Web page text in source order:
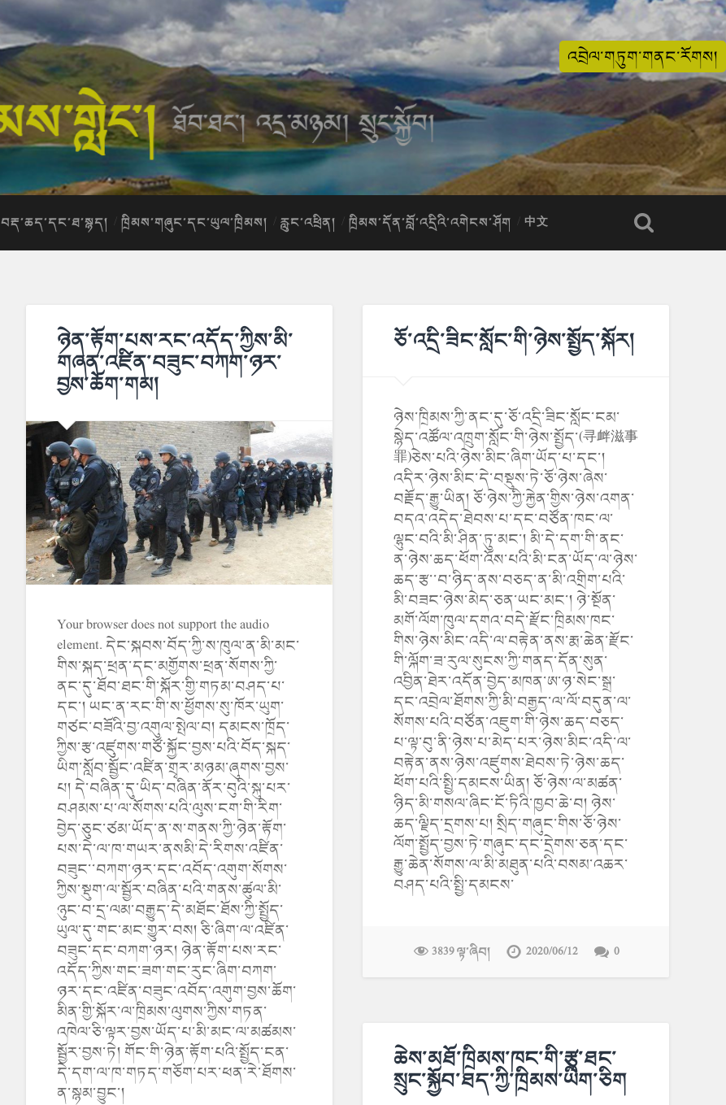
འབྲེལ་གཏུག་གནང་རོགས།
བརྡ་ཆད་དང་ཐ་སྙད། ཁྲིམས་གཞུང་དང་ཡུལ་ཁྲིམས། རླུང་འཕྲིན། ཁྲིམས་དོན་བློ་འདྲིའི་འགེངས་ཤོག 中文
ཉེན་རྟོག་པས་རང་འདོད་ཀྱིས་མི་
གཞན་འཛིན་བཟུང་བཀག་ཉར་
བྱས་ཆོག་གམ།
Your browser does not support the audio
element. དེང་སྐབས་བོད་ཀྱི་ས་ཁུལ་ན་མི་མང་
གིས་སྐད་ཕྲན་དང་མགྱོགས་ཕྲན་སོགས་ཀྱི་
ནང་དུ་ཐོབ་ཐང་གི་སྐོར་གྱི་གཏམ་བཤད་པ་
དང་། ཡང་ན་རང་གི་ས་ཕྱོགས་སུ་ཁོར་ཡུག་
གཙང་བཟོའི་བྱ་འགུལ་སྤེལ་བ། དམངས་ཁྲོད་
ཀྱིས་རྩ་འཛུགས་གཙོ་སྐྱོང་བྱས་པའི་བོད་སྐད་
ཡིག་སློབ་སྦྱོང་འཛིན་གྲྭར་མཉམ་ཞུགས་བྱས་
པ། དེ་བཞིན་དུ་ཡིད་བཞིན་ནོར་བུའི་སྐུ་པར་
བཤམས་པ་ལ་སོགས་པའི་ལུས་ངག་གི་རིག་
བྱེད་ཅུང་ཙམ་ཡོད་ན་ས་གནས་ཀྱི་ཉེན་རྟོག་
པས་དེ་ལ་ཁ་གཡར་ནསམི་དེ་རིགས་འཛིན་
བཟུང་་བཀག་ཉར་དང་འབོད་འགུག་སོགས་
ཀྱིས་སྡུག་ལ་སྦྱོར་བཞིན་པའི་གནས་ཚུལ་མི་
ཉུང་བ་དྲ་ལམ་བརྒྱུད་དེ་མཐོང་ཐོས་ཀྱི་སྤྱོད་
ཡུལ་དུ་གང་མང་གྱུར་བས། ཅི་ཞིག་ལ་འཛིན་
བཟུང་དང་བཀག་ཉར། ཉེན་རྟོག་པས་རང་
འདོད་ཀྱིས་གང་ཟག་གང་རུང་ཞིག་བཀག་
ཉར་དང་འཛིན་བཟུང་འབོད་འགུག་བྱས་ཆོག་
མིན་གྱི་སྐོར་ལ་ཁྲིམས་ལུགས་ཀྱིས་གཏན་
འཁེལ་ཅི་ལྟར་བྱས་ཡོད་པ་མི་མང་ལ་མཚམས་
སྦྱོར་བྱས་ཏེ། གོང་གི་ཉེན་རྟོག་པའི་སྤྱོད་ངན་
དེ་དག་ལ་ཁ་གཏད་གཅོག་པར་ཕན་རེ་ཐོགས་
ན་སྙམ་བྱུང་།
ཅོ་འདྲི་ཟིང་སློང་གི་ཉེས་སྤྱོད་སྐོར།
ཉེས་ཁྲིམས་ཀྱི་ནང་དུ་ཅོ་འདྲི་ཟིང་སློང་ངམ་
སྙེད་འཚོལ་འཁྲུག་སློང་གི་ཉེས་སྤྱོད་(寻衅滋事
罪)ཅེས་པའི་ཉེས་མིང་ཞིག་ཡོད་པ་དང་།
འདིར་ཉེས་མིང་དེ་བསྡུས་ཏེ་ཅོ་ཉེས་ཞེས་
བརྗོད་རྒྱུ་ཡིན། ཅོ་ཉེས་ཀྱི་རྐྱེན་གྱིས་ཉེས་འགན་
བདའ་འདེད་ཐེབས་པ་དང་བཙོན་ཁང་ལ་
ལྷུང་བའི་མི་ཤིན་ཏུ་མང་། མི་དེ་དག་གི་ནང་
ན་ཉེས་ཆད་ཕོག་འོས་པའི་མི་ངན་ཡོད་ལ་ཉེས་
ཆད་རྩ་་བ་ཉིད་ནས་བཅད་ན་མི་འགྲིག་པའི་
མི་བཟང་ཉེས་མེད་ཅན་ཡང་མང་། ཉེ་སྔོན་
མགོ་ལོག་ཁུལ་དགའ་བདེ་རྫོང་ཁྲིམས་ཁང་
གིས་ཉེས་མིང་འདི་ལ་བརྟེན་ནས་རྨ་ཆེན་རྫོང་
གི་ལྐོག་ཟ་རུལ་སུངས་ཀྱི་གནད་དོན་སུན་
འབྱིན་ཐེར་འདོན་བྱེད་མཁན་ཨ་ཉ་སེང་སྒྲ་
དང་འབྲེལ་ཐོགས་ཀྱི་མི་བརྒྱད་ལ་ལོ་བདུན་ལ་
སོགས་པའི་བཙོན་འཇུག་གི་ཉེས་ཆད་བཅད་
པ་ལྟ་བུ་ནི་ཉེས་པ་མེད་པར་ཉེས་མིང་འདི་ལ་
བརྟེན་ནས་ཉེས་འཛུགས་ཐེབས་ཏེ་ཉེས་ཆད་
ཕོག་པའི་སྤྱི་དམངས་ཡིན། ཅོ་ཉེས་ལ་མཚན་
ཉིད་མི་གསལ་ཞིང་ངོ་ཏིའི་ཁྱབ་ཆེ་བ། ཉེས་
ཆད་ལྗིད་དྲགས་པ། སྲིད་གཞུང་གིས་ཅོ་ཉེས་
ལོག་སྤྱོད་བྱས་ཏེ་གཞུང་དང་དྲེགས་ཅན་དང་
རྒྱུ་ཆེན་སོགས་ལ་མི་མཐུན་པའི་བསམ་འཆར་
བཤད་པའི་སྤྱི་དམངས་
3839 ལྟ་ཞིབ། 2020/06/12 0
ཆེས་མཐོ་ཁྲིམས་ཁང་གི་རྩྭ་ཐང་
སྲུང་སྐྱོབ་ཐད་ཀྱི་ཁྲིམས་ཡིག་ཅིག